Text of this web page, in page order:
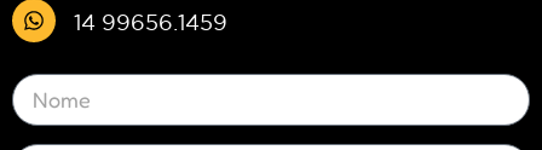
14 99656.1459